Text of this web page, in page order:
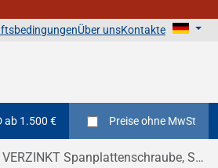
Über unsKontakte
ab 1.500 € Preiseohne MwSt
Spanplattenschraube, Senkkopf, PZ, Vollgewinde DIN 7505A